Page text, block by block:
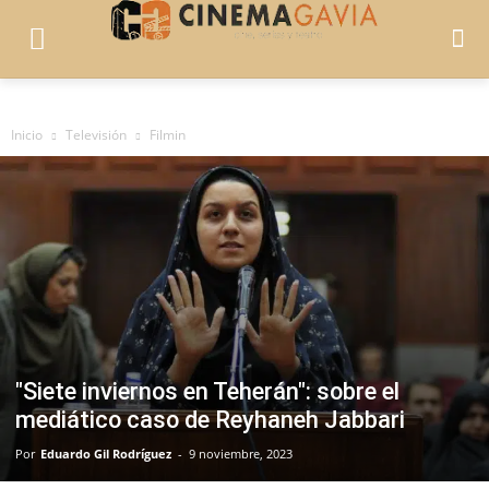
Inicio Televisión Filmin
"Siete inviernos en Teherán": sobre el
mediático caso de Reyhaneh Jabbari
Por Eduardo Gil Rodríguez - 9 noviembre, 2023